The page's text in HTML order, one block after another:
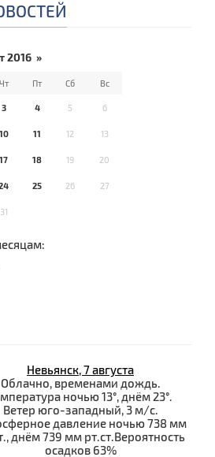
2016 »
Чт Пт Сб Вс
3 4 5 6
10 11 12 13
17 18 19 20
25 26 27
31
Невьянск, 7 августа
Облачно, временами дождь.
ночью 13°, днём 23°.
Ветер юго-западный, 3 м/с.
давление ночью 738 мм
днём 739 мм рт.ст.Вероятность
осадков 63%